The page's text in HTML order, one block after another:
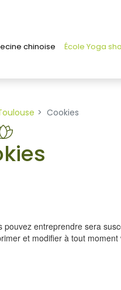
chinoise École Yoga
Cookies
entreprendre sera
et modifier à tout